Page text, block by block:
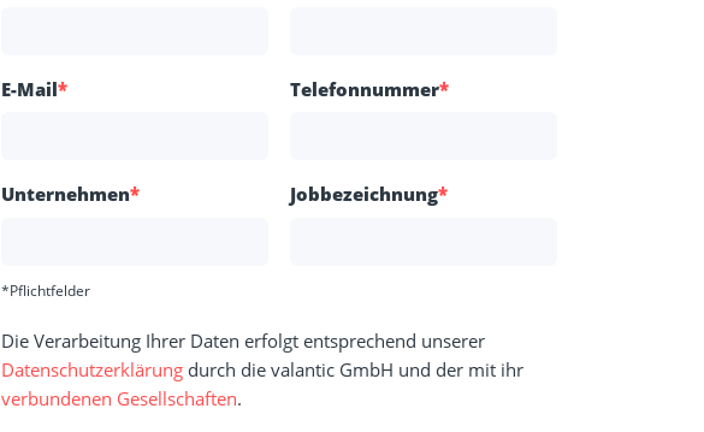
E-Mail* Telefonnummer*
Unternehmen* Jobbezeichnung*
*Pflichtfelder
Die Verarbeitung Ihrer Daten erfolgt entsprechend unserer
Datenschutzerklärung durch die valantic GmbH und der mit ihr
verbundenen Gesellschaften.